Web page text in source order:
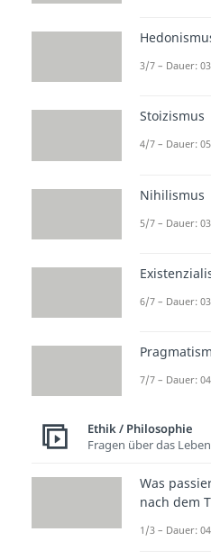
kannst du ein
führen und
stillen.
Versuche
zum Berufzu
Mehrwertfür
Studyflix
Nach Beantwortung
zu verbessern.
3/7 – Dauer:
Stoizismus
4/7 – Dauer:
Nihilismus
5/7 – Dauer:
6/7 – Dauer:
7/7 – Dauer:
Ethik / Philosophie
Fragen über das Leben
Was
nach dem
1/3 – Dauer: